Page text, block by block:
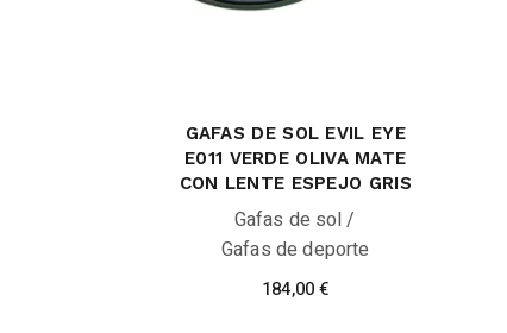
GAFAS DE SOL EVIL EYE
E011 VERDE OLIVA MATE
CON LENTE ESPEJO GRIS
Gafas de sol
Gafas de deporte
184,00€